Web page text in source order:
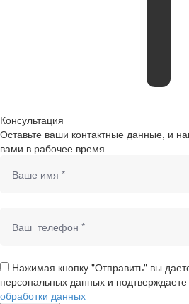
Консультация
Оставьте ваши контактные данные, и
вами в рабочее время
Нажимая кнопку "Отправить" вы
персональных данных и подтверждаете
обработки данных